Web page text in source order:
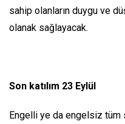
sahip olanların duygu ve
olanak sağlayacak.
Son katılım 23 Eylül
Engelli ye da engelsiz tüm